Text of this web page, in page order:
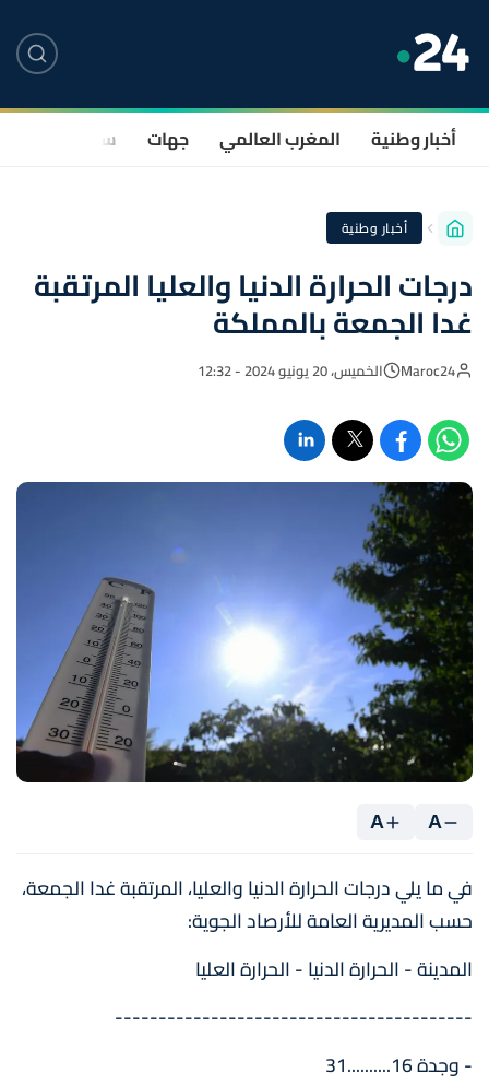
أخبار وطنية المغرب العالمي جهات سياسة
أخبار وطنية
درجات الحرارة الدنيا والعليا المرتقبة
غدا الجمعة بالمملكة
Maroc24 الخميس، 20 يونيو 2024 - 12:32
A
A
في ما يلي درجات الحرارة الدنيا والعليا، المرتقبة غدا الجمعة،
حسب المديرية العامة للأرصاد الجوية:
المدينة - الحرارة الدنيا - الحرارة العليا
-----------------------------------------
- وجدة 16..........31